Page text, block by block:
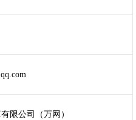
限公司（万网）